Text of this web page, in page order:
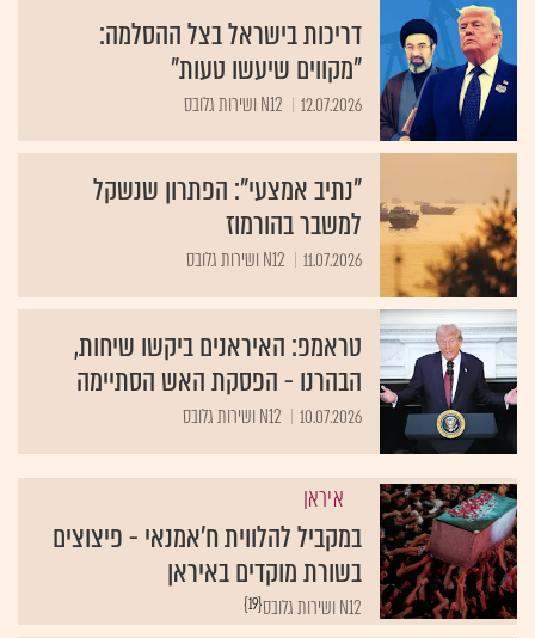
דריכות בישראל בצל ההסלמה:
"מקווים שיעשו טעות"
12.07.2026 N12 ושירות גלובס
"נתיב אמצעי": הפתרון שנשקל
למשבר בהורמוז
11.07.2026 N12 ושירות גלובס
טראמפ: האיראנים ביקשו שיחות,
הבהרנו - הפסקת האש הסתיימה
10.07.2026 N12 ושירות גלובס
איראן
במקביל להלווית ח'אמנאי - פיצוצים
בשורת מוקדים באיראן
{19} N12 ושירות גלובס